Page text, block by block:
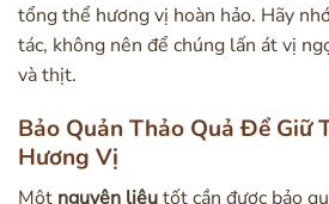
tổng thể hương vị hoàn hảo. Hãy
tác, không nên để chúng lấn át vị
và thịt.
Bảo Quản Thảo Quả Để Giữ
Hương Vị
Một nguyên liệutốt cần được bảo